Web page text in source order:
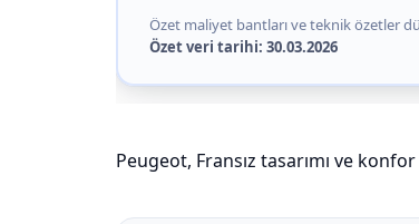
Özet maliyet bantları ve teknik özetler
Özet veri tarihi: 30.03.2026
Peugeot, Fransız tasarımı ve